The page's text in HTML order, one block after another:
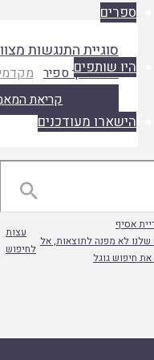
ספרים
היו שותפים
הישארו מעודכנים
סוגיית התנגשות
הרב ברוך ספיר
קריאת

אסיף
לא מפנה לתוצאות, אל
את חיפוש גוגל
עצות
לחיפוש